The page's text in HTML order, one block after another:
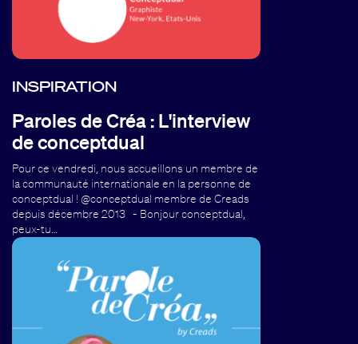
INSPIRATION
Paroles de Créa : L'interview
de conceptdual
Pour ce vendredi, nous accueillons un membre de
la communauté internationale en la personne de
conceptdual ! @conceptdual membre de Creads
depuis décembre 2013 - Bonjour conceptdual,
peux-tu…